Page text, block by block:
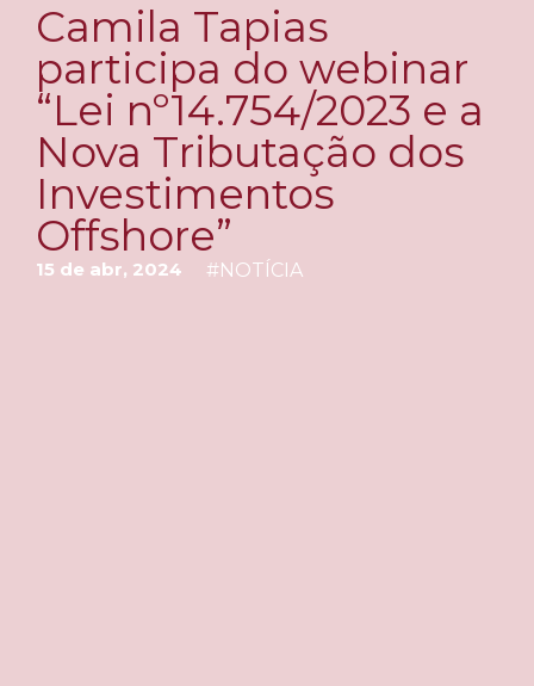
Camila Tapias
participa do webinar
“Lei nº14.754/2023 e a
Nova Tributação dos
Investimentos
Offshore”
15 de abr, 2024 #NOTÍCIA